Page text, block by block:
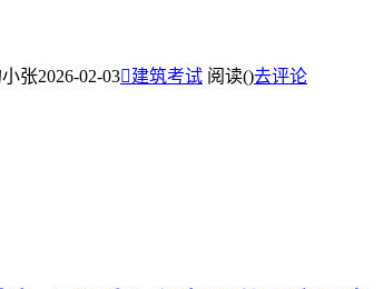
张2026-02-03建筑考试 阅读()去评论